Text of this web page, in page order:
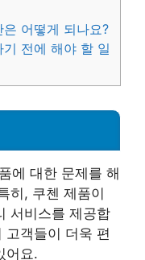
어떻게 되나요?
전에 해야 할 일
에 대한 문제를 해
히, 쿠첸 제품이
서비스를 제공합
고객들이 더욱 편
어요.